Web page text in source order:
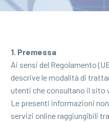
1. Premessa
Ai sensi del Regolamento
descrive le modalità di
utenti che consultano il sito
Le presenti informazioni
servizi online raggiungibili